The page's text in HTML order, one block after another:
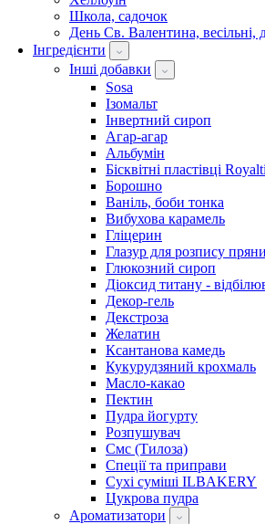
Школа, садочок
День Св. Валентина, весільні,
Інгредієнти
Інші добавки
Sosa
Ізомальт
Інвертний сироп
Агар-агар
Альбумін
Бісквітні пластівці
Борошно
Ваніль, боби тонка
Вибухова карамель
Гліцерин
Глазур для розпису
Глюкозний сироп
Діоксид титану -
Декор-гель
Декстроза
Желатин
Ксантанова камедь
Кукурудзяний крохмаль
Масло-какао
Пектин
Пудра йогурту
Розпушувач
Смс (Тилоза)
Спеції та приправи
Сухі суміші ILBAKERY
Цукрова пудра
Ароматизатори